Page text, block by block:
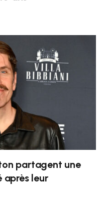
partagent une
après leur